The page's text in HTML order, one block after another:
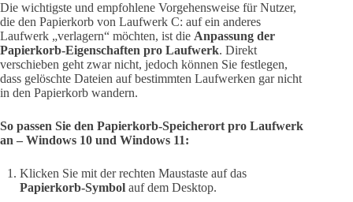
Die wichtigste und empfohlene Vorgehensweise für Nutzer,
die den Papierkorb von Laufwerk C: auf ein anderes
Laufwerk „verlagern“ möchten, ist die Anpassung der
Papierkorb-Eigenschaften pro Laufwerk. Direkt
verschieben geht zwar nicht, jedoch können Sie festlegen,
dass gelöschte Dateien auf bestimmten Laufwerken gar nicht
in den Papierkorb wandern.
So passen Sie den Papierkorb-Speicherort pro Laufwerk
an – Windows 10 und Windows 11:
Klicken Sie mit der rechten Maustaste auf das
Papierkorb-Symbol auf dem Desktop.